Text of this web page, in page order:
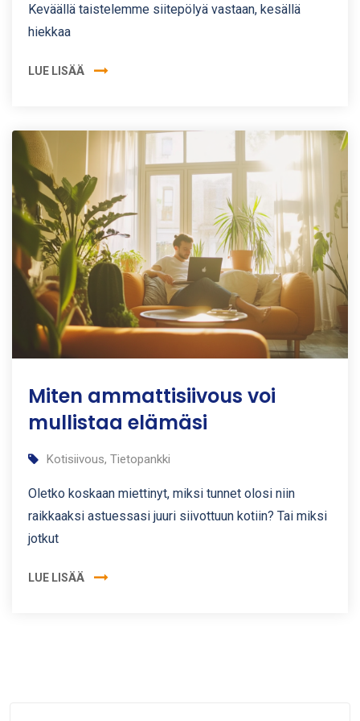
Keväällä taistelemme siitepölyä vastaan, kesällä
hiekkaa
LUE LISÄÄ
Miten ammattisiivous voi
mullistaa elämäsi
Kotisiivous, Tietopankki
Oletko koskaan miettinyt, miksi tunnet olosi niin
raikkaaksi astuessasi juuri siivottuun kotiin? Tai miksi
jotkut
LUE LISÄÄ